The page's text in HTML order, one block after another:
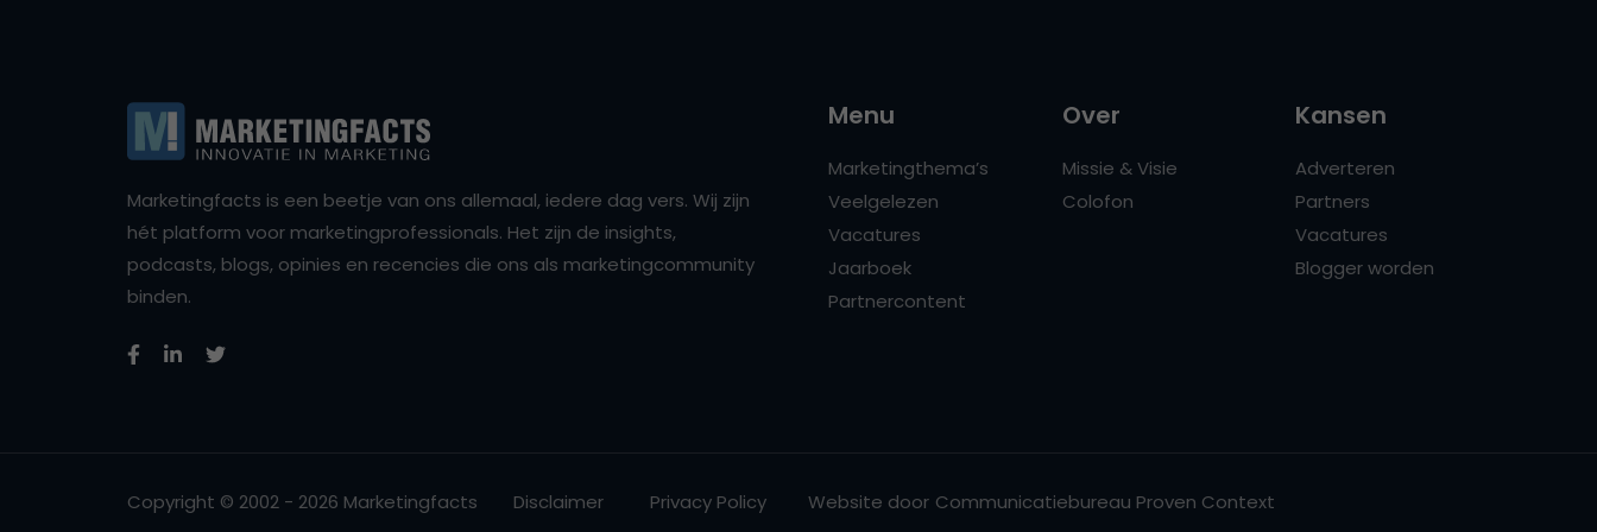
Marketingfacts is een beetje van ons allemaal, iedere dag vers. Wij zijn
hét platform voor marketingprofessionals. Het zijn de insights,
podcasts, blogs, opinies en recencies die ons als marketingcommunity
binden.
Menu
Marketingthema’s
Veelgelezen
Vacatures
Jaarboek
Partnercontent
Over
Missie & Visie
Colofon
Kansen
Adverteren
Partners
Vacatures
Blogger worden
Copyright © 2002 - 2026 Marketingfacts Disclaimer Privacy Policy Website door Communicatiebureau Proven Context